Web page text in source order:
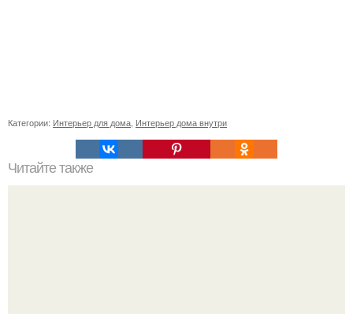
Категории: Интерьер для дома Интерьер дома внутри
Читайте также